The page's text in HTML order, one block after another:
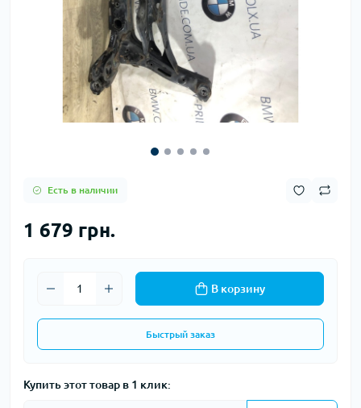
Есть в наличии
1 679 грн.
В корзину
Быстрый заказ
Купить этот товар в 1 клик: